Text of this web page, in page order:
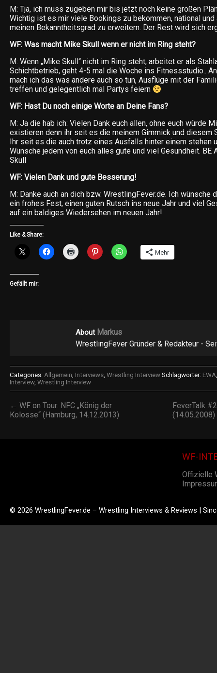
M: Tja, ich muss zugeben mir bis jetzt noch keine großen
Wichtig ist es mir viele Bookings zu bekommen, national und
meinen Bekanntheitsgrad zu erweitern. Der Rest wird sich
WF: Was macht Mike Skull wenn er nicht im Ring steht?
M: Wenn „Mike Skull“ nicht im Ring steht, arbeitet er als
Schichtbetrieb, geht 4-5 mal die Woche ins Fitnessstudio..
mach ich das was andere auch so tun, Ausflüge mit der
treffen und gelegentlich mal Partys feiern
WF: Hast Du noch einige Worte an Deine Fans?
M: Ja die hab ich: Vielen Dank euch allen, ohne euch würde
existieren denn ihr seit es die meinem Gimmick und diesem
Ihr seit es die auch trotz eines Ausfalls hinter einem stehen
Wünsche jedem von euch alles gute und viel Gesundheit. BE
Skull
WF: Vielen Dank und gute Besserung!
M: Danke auch an dich bzw. WrestlingFever.de. Ich wünsche
ein frohes Fest, einen guten Rutsch ins neue Jahr und viel
auf ein baldiges Wiedersehen im neuen Jahr!
Like & Share:
Mehr
Gefällt mir:
About Markus
WrestlingFever Gründer & Redakteur -
Categories: Allgemein, Interviews, Wrestling Interview Schlagwörter: EWA
Interview, Wrestling Interview
← WF on Tour: NFC „König der
Kolosse“ (Hamburg, 14.12.2013)
FeverTalk
WF-
Offizielle
© 2026 WrestlingFever.de – Wrestling Interviews & Reviews |